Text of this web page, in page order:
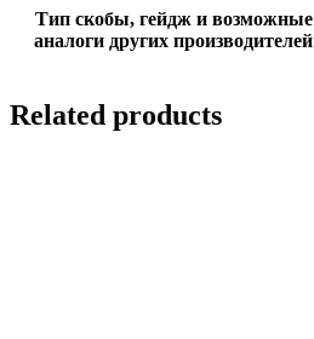
Тип скобы, гейдж и возможные
аналоги других производителей
Related products